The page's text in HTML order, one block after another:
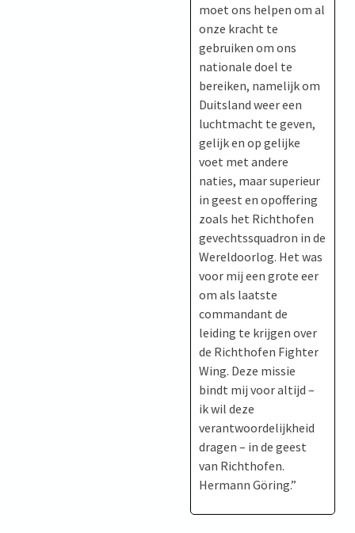
moet ons helpen om al
onze kracht te
gebruiken om ons
nationale doel te
bereiken, namelijk om
Duitsland weer een
luchtmacht te geven,
gelijk en op gelijke
voet met andere
naties, maar superieur
in geest en opoffering
zoals het Richthofen
gevechtssquadron in de
Wereldoorlog. Het was
voor mij een grote eer
om als laatste
commandant de
leiding te krijgen over
de Richthofen Fighter
Wing. Deze missie
bindt mij voor altijd –
ik wil deze
verantwoordelijkheid
dragen – in de geest
van Richthofen.
Hermann Göring.”